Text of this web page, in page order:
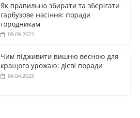
Як правильно збирати та зберігати
гарбузове насіння: поради
городникам
09.09.2023
Чим підживити вишню весною для
кращого урожаю: дієві поради
04.04.2023